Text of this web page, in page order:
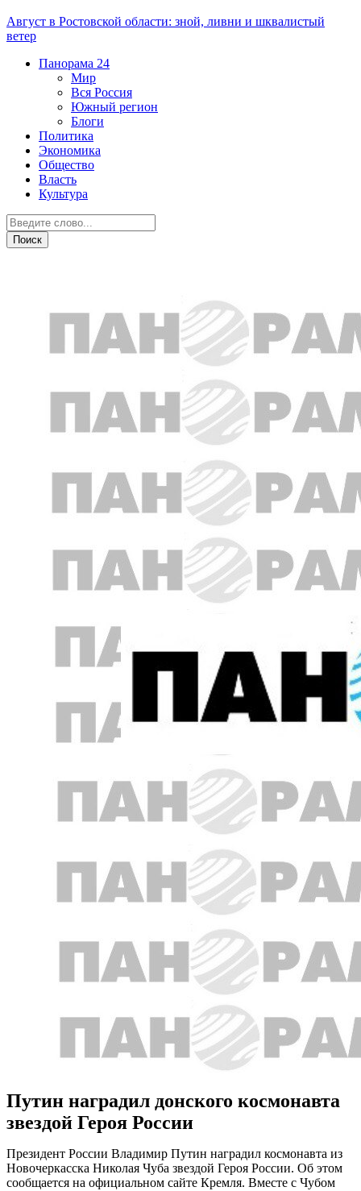
Август в Ростовской области: зной, ливни и шквалистый
ветер
Панорама 24
Мир
Вся Россия
Южный регион
Блоги
Политика
Экономика
Общество
Власть
Культура
Путин наградил донского космонавта
звездой Героя России
Президент России Владимир Путин наградил космонавта из
Новочеркасска Николая Чуба звездой Героя России. Об этом
сообщается на официальном сайте Кремля. Вместе с Чубом